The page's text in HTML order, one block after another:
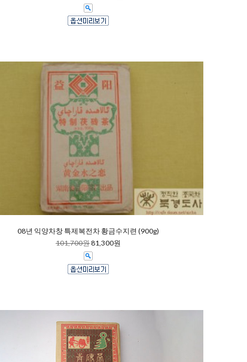
08년 익양차창 특제복전차 황금수지련 (900g)
101,700원81,300원